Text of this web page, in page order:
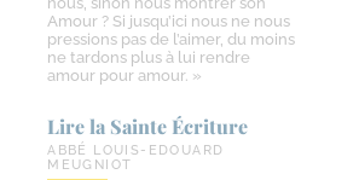
Amour ? Si jusqu’ici nous ne nous
pressions pas de l’aimer, du moins
ne tardons plus à lui rendre
amour pour amour. »
Lire la Sainte Écriture
ABBÉ LOUIS-EDOUARD
MEUGNIOT